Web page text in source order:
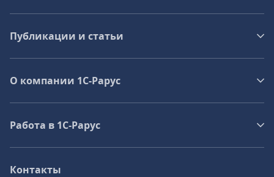
Публикации и статьи
О компании 1C-Рарус
Работа в 1С‑Рарус
Контакты